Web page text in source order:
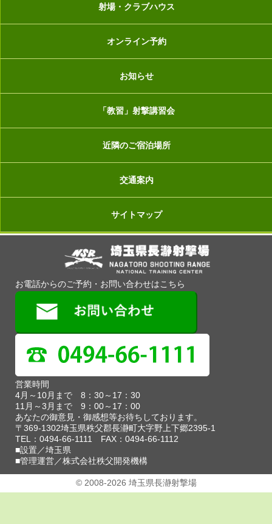
射場・クラブハウス
オンライン予約
お知らせ
「教習」射撃講習会
近隣のご宿泊場所
交通案内
サイトマップ
お電話からのご予約・お問い合わせはこちら
営業時間
4月～10月まで 8：30～17：30
11月～3月まで 9：00～17：00
あなたの御意見・御感想等お待ちしております。
〒369-1302埼玉県秩父郡長瀞町大字野上下郷2395-1
TEL：0494-66-1111 FAX：0494-66-1112
■設置／埼玉県
■管理運営／株式会社秩父開発機構
© 2008-2026 埼玉県長瀞射撃場